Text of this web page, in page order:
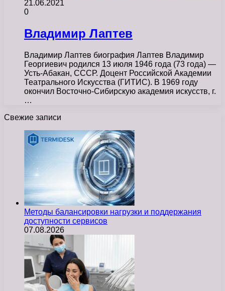
21.06.2021
0
Владимир Лаптев
Владимир Лаптев биография Лаптев Владимир
Георгиевич родился 13 июля 1946 года (73 года) —
Усть-Абакан, СССР. Доцент Российской Академии
Театрального Искусства (ГИТИС). В 1969 году
окончил Восточно-Сибирскую академия искусств, г.
…
Свежие записи
Методы балансировки нагрузки и поддержания
доступности сервисов
07.08.2026